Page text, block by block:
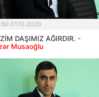
01.10.2020
DAŞIMIZ AĞIRDIR. -
Musaoğlu